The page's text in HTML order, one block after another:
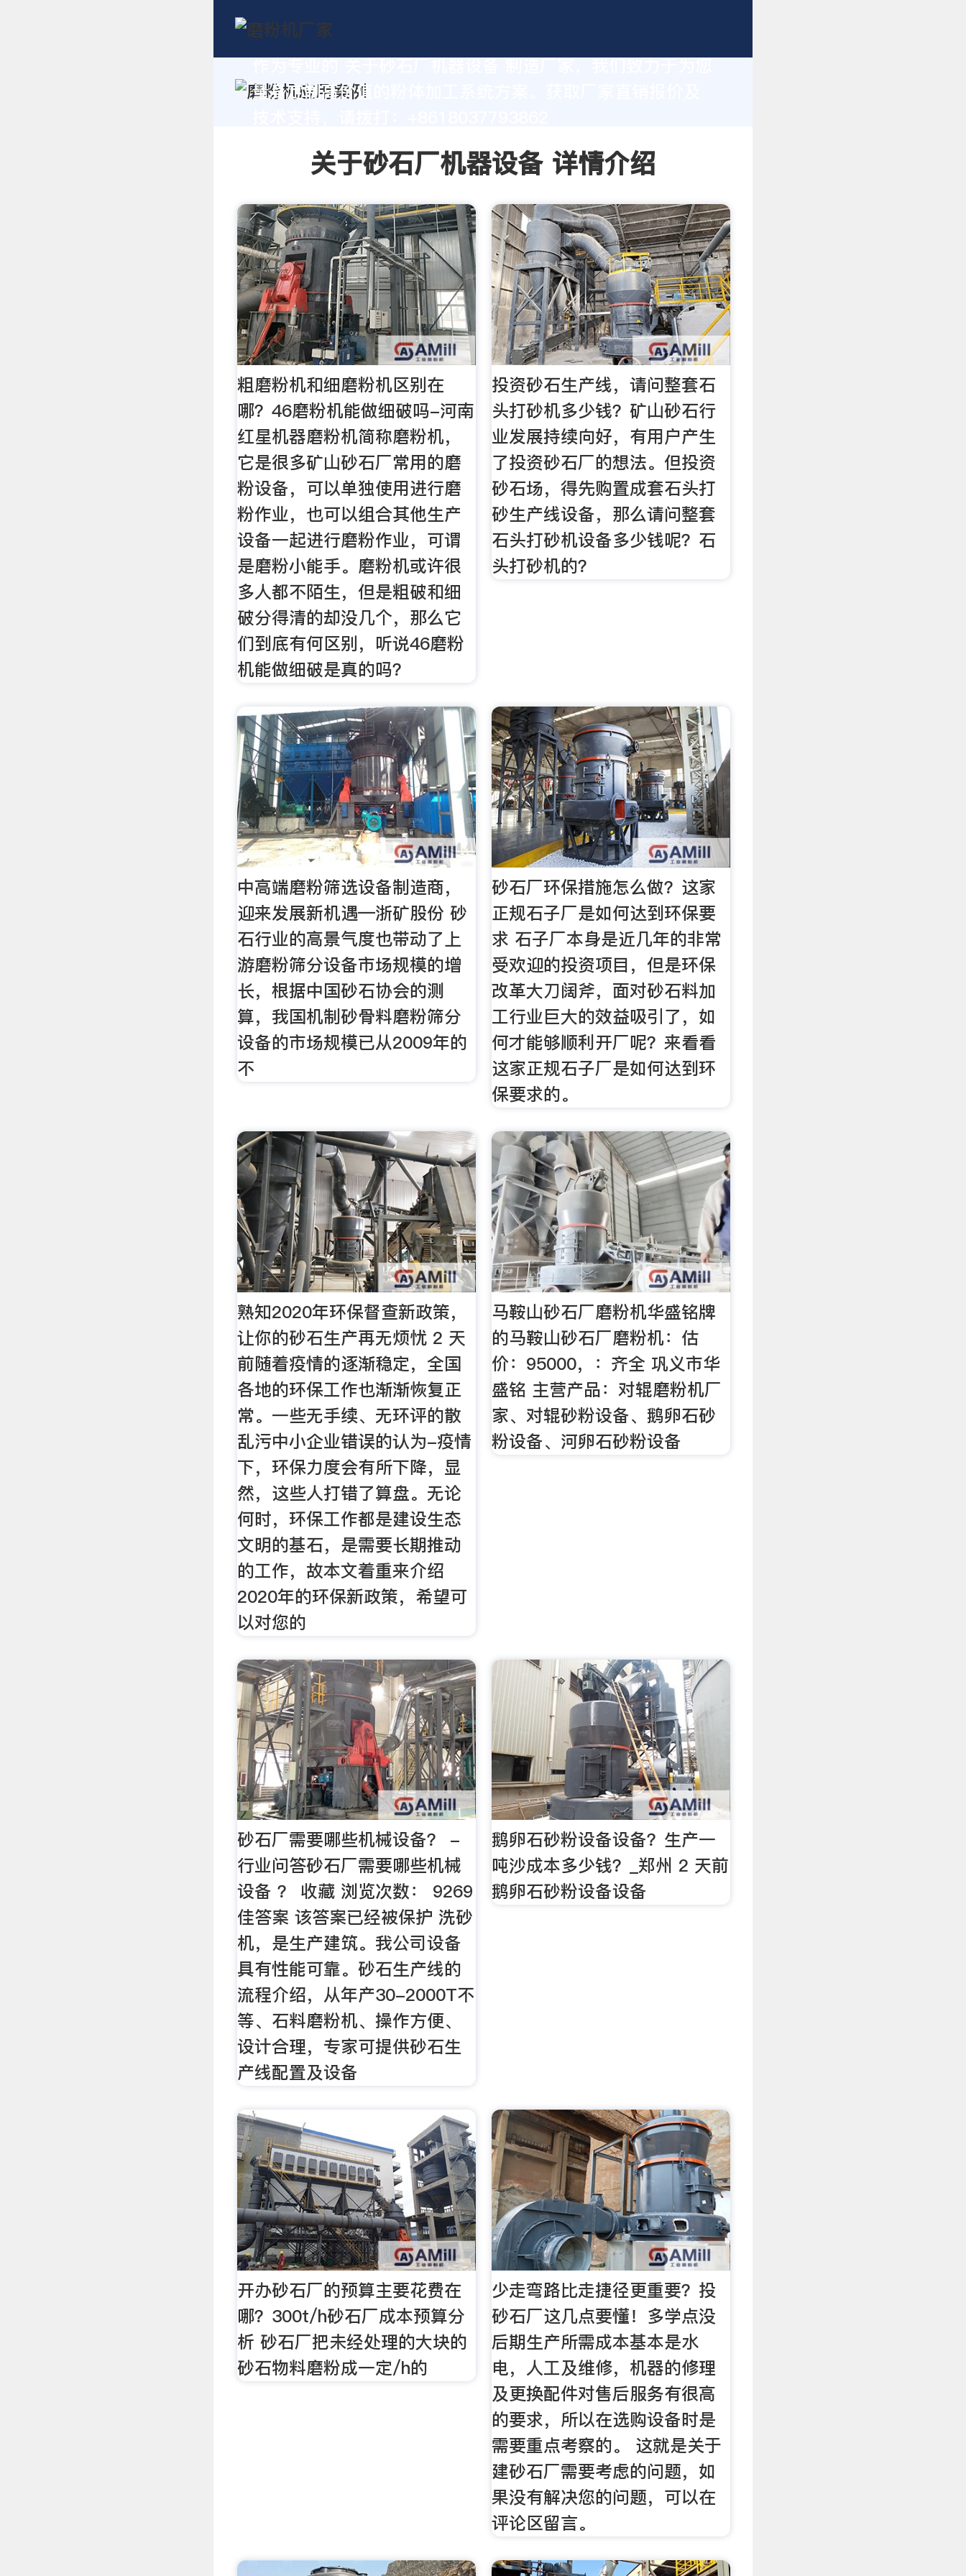
量身定制高价值的粉体加工系统方案。获取厂家直销报价及
关于砂石厂机器设备 详情介绍
粗磨粉机和细磨粉机区别在
哪？46磨粉机能做细破吗-河南
红星机器磨粉机简称磨粉机，
它是很多矿山砂石厂常用的磨
粉设备，可以单独使用进行磨
粉作业，也可以组合其他生产
设备一起进行磨粉作业，可谓
是磨粉小能手。磨粉机或许很
多人都不陌生，但是粗破和细
破分得清的却没几个，那么它
们到底有何区别，听说46磨粉
机能做细破是真的吗？
投资砂石生产线，请问整套石
头打砂机多少钱？矿山砂石行
业发展持续向好，有用户产生
了投资砂石厂的想法。但投资
砂石场，得先购置成套石头打
砂生产线设备，那么请问整套
石头打砂机设备多少钱呢？石
头打砂机的？
中高端磨粉筛选设备制造商，
迎来发展新机遇—浙矿股份 砂
石行业的高景气度也带动了上
游磨粉筛分设备市场规模的增
长，根据中国砂石协会的测
算，我国机制砂骨料磨粉筛分
设备的市场规模已从2009年的
不
砂石厂环保措施怎么做？这家
正规石子厂是如何达到环保要
求 石子厂本身是近几年的非常
受欢迎的投资项目，但是环保
改革大刀阔斧，面对砂石料加
工行业巨大的效益吸引了，如
何才能够顺利开厂呢？来看看
这家正规石子厂是如何达到环
保要求的。
熟知2020年环保督查新政策，
让你的砂石生产再无烦忧 2 天
前随着疫情的逐渐稳定，全国
各地的环保工作也渐渐恢复正
常。一些无手续、无环评的散
乱污中小企业错误的认为-疫情
下，环保力度会有所下降，显
然，这些人打错了算盘。无论
何时，环保工作都是建设生态
文明的基石，是需要长期推动
的工作，故本文着重来介绍
2020年的环保新政策，希望可
以对您的
马鞍山砂石厂磨粉机华盛铭牌
的马鞍山砂石厂磨粉机：估
价：95000，：齐全 巩义市华
盛铭 主营产品：对辊磨粉机厂
家、对辊砂粉设备、鹅卵石砂
粉设备、河卵石砂粉设备
砂石厂需要哪些机械设备？ -
行业问答砂石厂需要哪些机械
设备 ？ 收藏 浏览次数： 9269
佳答案 该答案已经被保护 洗砂
机，是生产建筑。我公司设备
具有性能可靠。砂石生产线的
流程介绍，从年产30-2000T不
等、石料磨粉机、操作方便、
设计合理，专家可提供砂石生
产线配置及设备
鹅卵石砂粉设备设备？生产一
吨沙成本多少钱？_郑州 2 天前
鹅卵石砂粉设备设备
开办砂石厂的预算主要花费在
哪？300t/h砂石厂成本预算分
析 砂石厂把未经处理的大块的
砂石物料磨粉成一定/h的
少走弯路比走捷径更重要？投
砂石厂这几点要懂！多学点没
后期生产所需成本基本是水
电，人工及维修，机器的修理
及更换配件对售后服务有很高
的要求，所以在选购设备时是
需要重点考察的。 这就是关于
建砂石厂需要考虑的问题，如
果没有解决您的问题，可以在
评论区留言。